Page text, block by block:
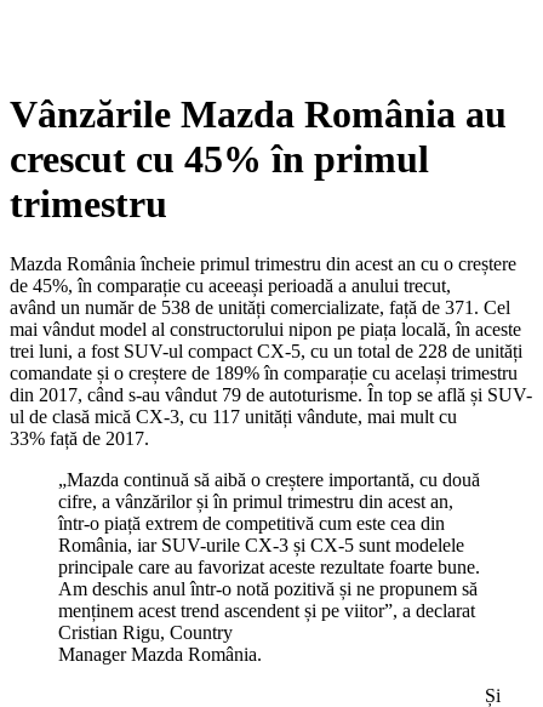
Vânzările Mazda România au
crescut cu 45% în primul
trimestru
Mazda România încheie primul trimestru din acest an cu o creștere
de 45%, în comparație cu aceeași perioadă a anului trecut,
având un număr de 538 de unități comercializate, față de 371. Cel
mai vândut model al constructorului nipon pe piața locală, în aceste
trei luni, a fost SUV-ul compact CX-5, cu un total de 228 de unități
comandate și o creștere de 189% în comparație cu același trimestru
din 2017, când s-au vândut 79 de autoturisme. În top se află și SUV-
ul de clasă mică CX-3, cu 117 unități vândute, mai mult cu
33% față de 2017.
„Mazda continuă să aibă o creștere importantă, cu două
cifre, a vânzărilor și în primul trimestru din acest an,
într-o piață extrem de competitivă cum este cea din
România, iar SUV-urile CX-3 și CX-5 sunt modelele
principale care au favorizat aceste rezultate foarte bune.
Am deschis anul într-o notă pozitivă și ne propunem să
menținem acest trend ascendent și pe viitor”, a declarat
Cristian Rigu, Country
Manager Mazda România.
Și